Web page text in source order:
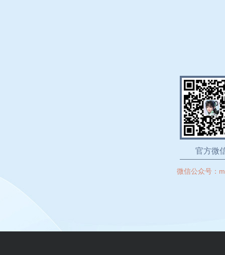
官方微
微信公众号：